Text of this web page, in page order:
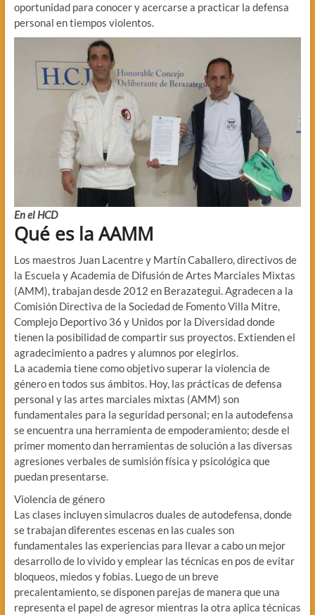
oportunidad para conocer y acercarse a practicar la defensa
personal en tiempos violentos.
En el HCD
Qué es la AAMM
Los maestros Juan Lacentre y Martín Caballero, directivos de
la Escuela y Academia de Difusión de Artes Marciales Mixtas
(AMM), trabajan desde 2012 en Berazategui. Agradecen a la
Comisión Directiva de la Sociedad de Fomento Villa Mitre,
Complejo Deportivo 36 y Unidos por la Diversidad donde
tienen la posibilidad de compartir sus proyectos. Extienden el
agradecimiento a padres y alumnos por elegirlos.
La academia tiene como objetivo superar la violencia de
género en todos sus ámbitos. Hoy, las prácticas de defensa
personal y las artes marciales mixtas (AMM) son
fundamentales para la seguridad personal; en la autodefensa
se encuentra una herramienta de empoderamiento; desde el
primer momento dan herramientas de solución a las diversas
agresiones verbales de sumisión física y psicológica que
puedan presentarse.
Violencia de género
Las clases incluyen simulacros duales de autodefensa, donde
se trabajan diferentes escenas en las cuales son
fundamentales las experiencias para llevar a cabo un mejor
desarrollo de lo vivido y emplear las técnicas en pos de evitar
bloqueos, miedos y fobias. Luego de un breve
precalentamiento, se disponen parejas de manera que una
representa el papel de agresor mientras la otra aplica técnicas